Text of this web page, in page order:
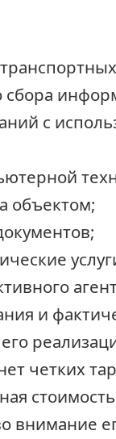
сбора
с
объектом;
и
четких
внимание